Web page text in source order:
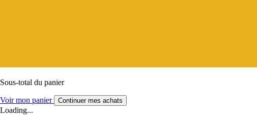
Sous-total du panier
Voir mon panier Continuer mes achats
Loading...